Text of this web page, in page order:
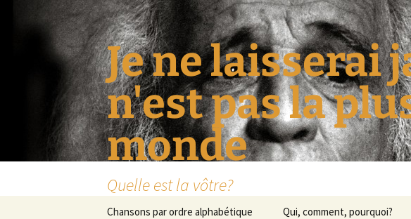
Je ne laisserai
n'est pas la
monde
Quelle est la vôtre?
Chansons par ordre alphabétique Qui, comment, pourquoi?